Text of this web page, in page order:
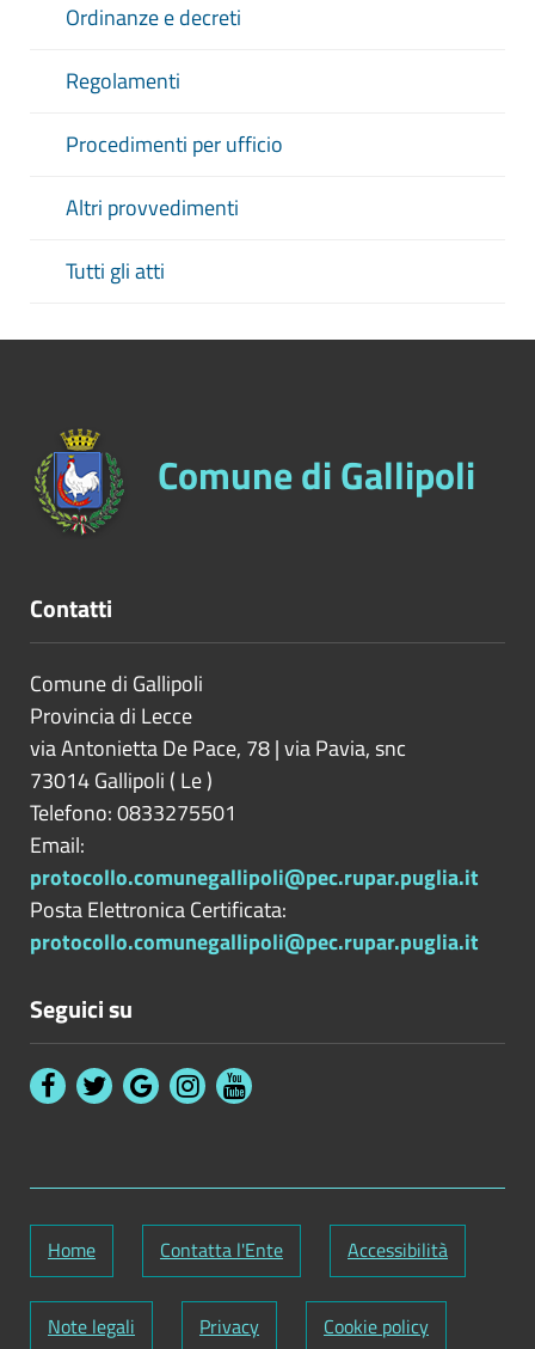
Ordinanze e decreti
Regolamenti
Procedimenti per ufficio
Altri provvedimenti
Tutti gli atti
Comune di Gallipoli
Contatti
Comune di Gallipoli
Provincia di Lecce
via Antonietta De Pace, 78 | via Pavia, snc
73014Gallipoli ( Le)
Telefono: 0833275501
Email:
protocollo.comunegallipoli@pec.rupar.puglia.it
Posta Elettronica Certificata:
protocollo.comunegallipoli@pec.rupar.puglia.it
Seguici su
Home Contatta l'Ente Accessibilità
Note legali Privacy Cookie policy